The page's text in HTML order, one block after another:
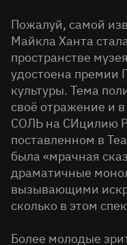
Пожалуй, самой
Майкла Ханта
пространстве
удостоена премии
культуры. Тема
своё отражение и
СОЛЬ на СИцилию
поставленном в
была «мрачная
драматичные
вызывающими
сколько в этом
Более молодые